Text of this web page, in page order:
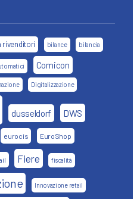
rivenditori bilance bilancia
Comicon
Digitalizzazione
dusseldorf DWS
eurocis EuroShop
Fiere fiscalità
Innovazione retail